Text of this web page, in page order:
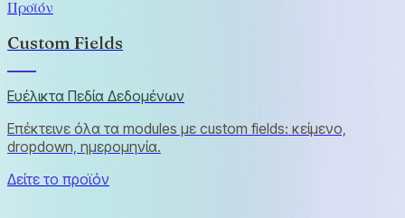
Προϊόν
Custom Fields
Ευέλικτα Πεδία Δεδομένων
Επέκτεινε όλα τα modules με custom fields: κείμενο,
dropdown, ημερομηνία.
Δείτε το προϊόν